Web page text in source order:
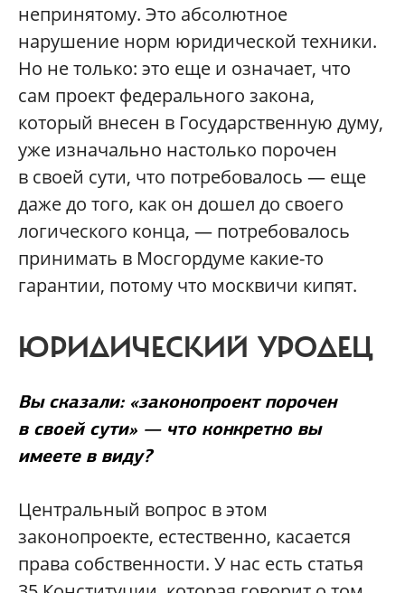
непринятому. Это абсолютное
нарушение норм юридической техники.
Но не только: это еще и означает, что
сам проект федерального закона,
который внесен в Государственную думу,
уже изначально настолько порочен
в своей сути, что потребовалось — еще
даже до того, как он дошел до своего
логического конца, — потребовалось
принимать в Мосгордуме какие-то
гарантии, потому что москвичи кипят.
ЮРИДИЧЕСКИЙ УРОДЕЦ
Вы сказали: «законопроект порочен
в своей сути» — что конкретно вы
имеете в виду?
Центральный вопрос в этом
законопроекте, естественно, касается
права собственности. У нас есть статья